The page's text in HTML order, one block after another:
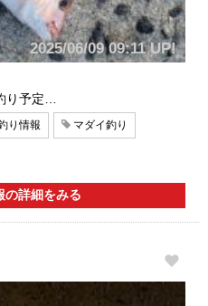
2025/06/09 09:11 UP!
り予定…
り情報 マダイ釣り
の詳細をみる